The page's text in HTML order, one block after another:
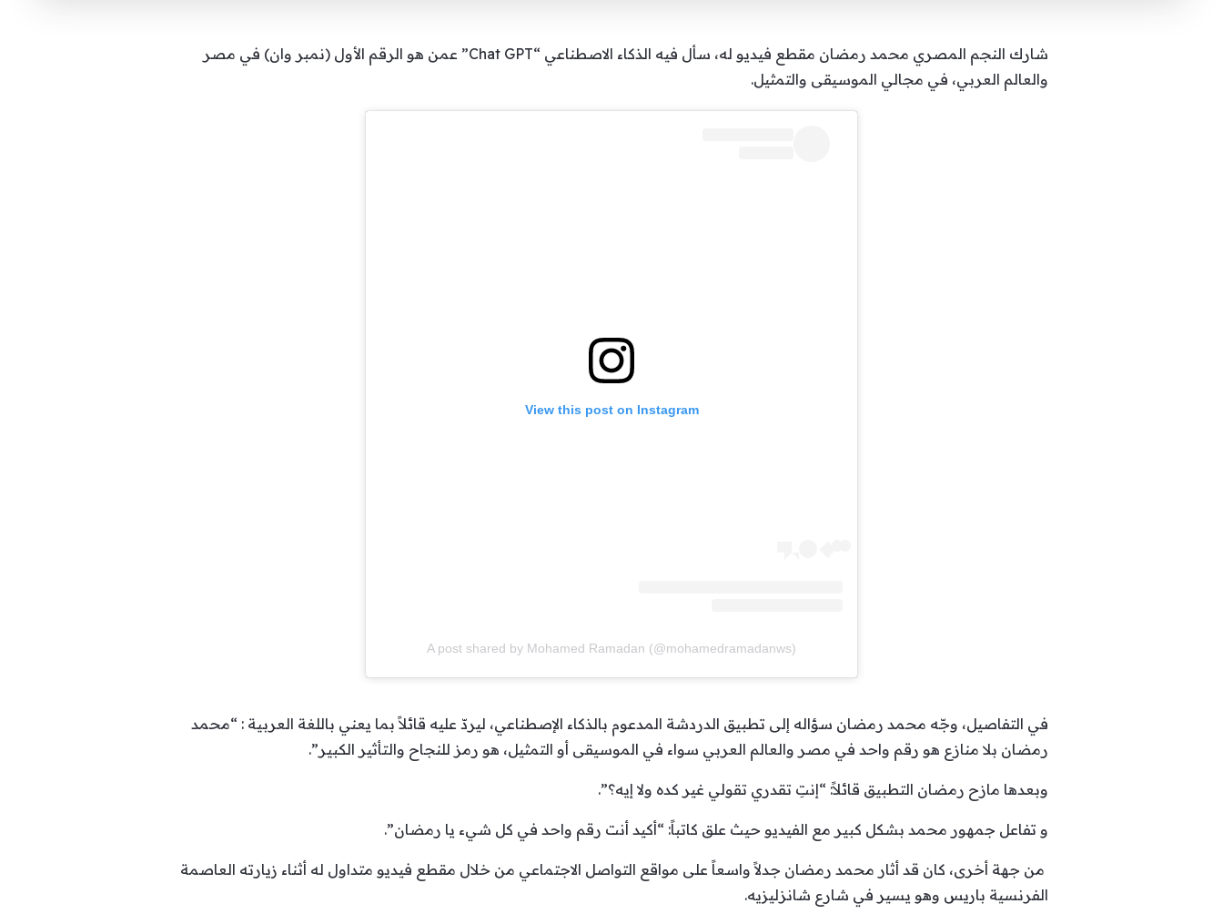
شارك النجم المصري محمد رمضان مقطع فيديو له، سأل فيه الذكاء الاصطناعي “Chat GPT” عمن هو الرقم الأول (نمبر وان) في مصر
والعالم العربي، في مجالي الموسيقى والتمثيل.
View this post on Instagram
A post shared by Mohamed Ramadan (@mohamedramadanws)
في التفاصيل، وجّه محمد رمضان سؤاله إلى تطبيق الدردشة المدعوم بالذكاء الإصطناعي، ليردّ عليه قائلاً بما يعني باللغة العربية : “محمد
رمضان بلا منازع هو رقم واحد في مصر والعالم العربي سواء في الموسيقى أو التمثيل، هو رمز للنجاح والتأثير الكبير”.
وبعدها مازح رمضان التطبيق قائلاً: “إنتِ تقدري تقولي غير كده ولا إيه؟”.
و تفاعل جمهور محمد بشكل كبير مع الفيديو حيث علق كاتباً: “أكيد أنت رقم واحد في كل شيء يا رمضان”.
من جهة أخرى، كان قد أثار محمد رمضان جدلاً واسعاً على مواقع التواصل الاجتماعي من خلال مقطع فيديو متداول له أثناء زيارته العاصمة
الفرنسية باريس وهو يسير في شارع شانزليزيه.